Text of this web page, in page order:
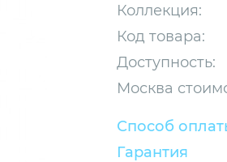
Коллекция:
Код товара:
Доступность:
Москва
Способ
Гарантия